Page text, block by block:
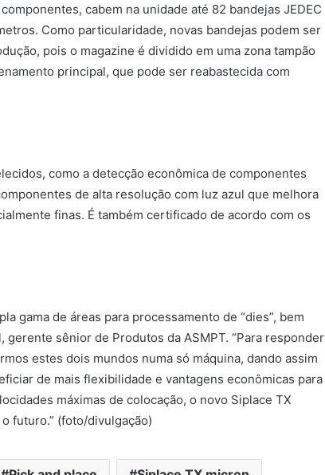
cabem na unidade até 82 bandejas JEDEC
Como particularidade, novas bandejas podem ser
pois o magazine é dividido em uma zona tampão
principal, que pode ser reabastecida com
como a detecção econômica de componentes
de alta resolução com luz azul que melhora
finas. É também certificado de acordo com os
gama de áreas para processamento de “dies”, bem
sênior de Produtos da ASMPT. “Para responder
estes dois mundos numa só máquina, dando assim
de mais flexibilidade e vantagens econômicas para
máximas de colocação, o novo Siplace TX
futuro.” (foto/divulgação)